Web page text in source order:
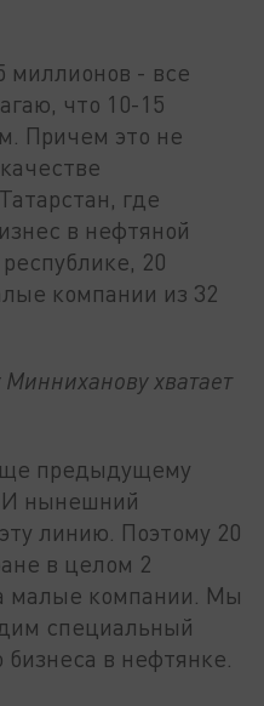
миллионов - все
что 10-15
Причем это не
где
в нефтяной
20
компании из 32
Минниханову хватает
предыдущему
И нынешний
линию. Поэтому 20
в целом 2
малые компании. Мы
специальный
бизнеса в нефтянке.